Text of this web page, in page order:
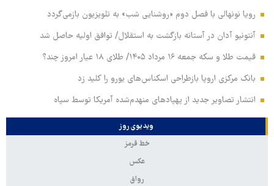
رویا نونهالی با فصل دوم «روشنایی شب» به تلویزیون بازمی‌گردد
آنتونیو آدان در آستانه بازگشت به استقلال/ توافق اولیه حاصل شد
قیمت طلا و سکه جمعه ۱۶ مرداد ۱۴۰۵/ طلای ۱۸ عیار امروز چند؟
بانک مرکزی اروپا بازطراحی اسکناس‌های یورو را کلید زد
انتشار تصاویر جدید از پهپادهای منهدم‌شده آمریکا توسط سپاه
ویدیوی روز
خط قرمز
عکس
رواق